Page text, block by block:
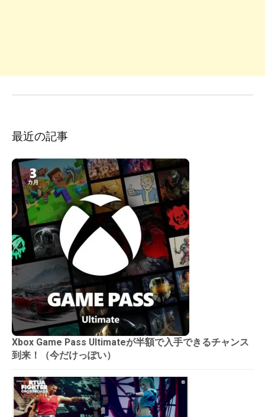
最近の記事
Xbox Game Pass Ultimateが半額で入手できるチャンス
到来！（今だけっぽい）